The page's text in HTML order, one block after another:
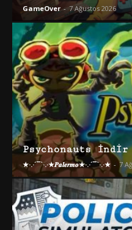
GameOver - 7 Ağustos 2026
Psychonauts
★·.·´¯`·.·★𝑷𝒂𝒍𝒆𝒓𝒎𝒐★·.·´¯`·.·★ - 7